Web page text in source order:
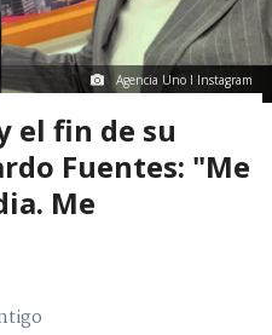
Agencia Uno I Instagram
el fin de su
Fuentes: "Me
Me